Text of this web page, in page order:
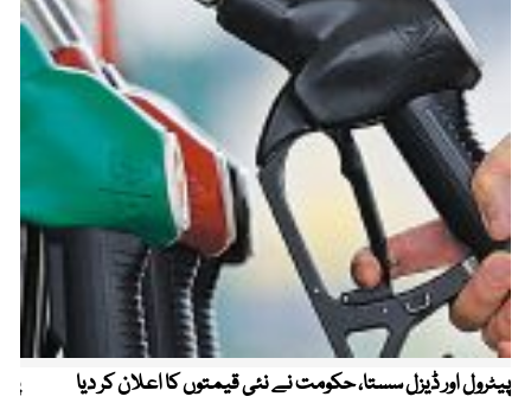
پیٹرول اور ڈیزل سستا، حکومت نے نئی قیمتوں کا اعلان کر دیا